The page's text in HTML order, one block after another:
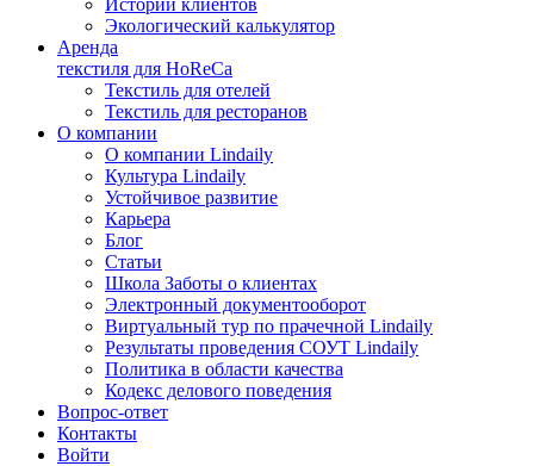
Истории клиентов
Экологический калькулятор
Аренда
текстиля для HoReCa
Текстиль для отелей
Текстиль для ресторанов
О компании
О компании Lindaily
Культура Lindaily
Устойчивое развитие
Карьера
Блог
Статьи
Школа Заботы о клиентах
Электронный документооборот
Виртуальный тур по прачечной Lindaily
Результаты проведения СОУТ Lindaily
Политика в области качества
Кодекс делового поведения
Вопрос-ответ
Контакты
Войти